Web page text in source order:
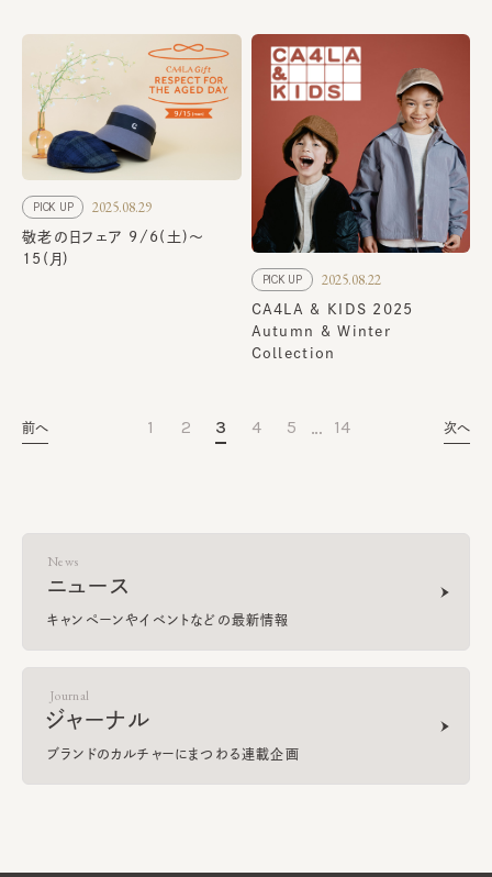
PICK UP 2025.08.29
敬老の日フェア 9/6(土)～
15(月)
PICK UP
2025.08.22
CA4LA & KIDS 2025
Autumn & Winter
Collection
前へ 1 2 3 4 5 … 14 次へ
News
ニュース
キャンペーンやイベントなどの最新情報
Journal
ジャーナル
ブランドのカルチャーにまつわる連載企画